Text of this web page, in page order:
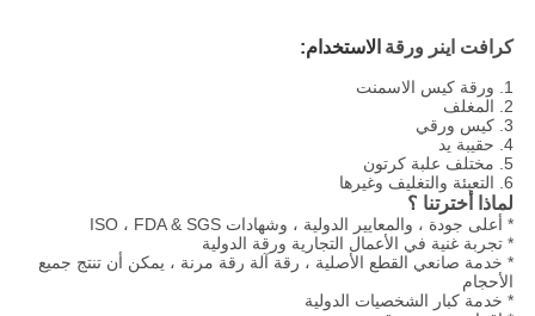
كرافت اينر ورقة الاستخدام:
1. ورقة كيس الاسمنت
2. المغلف
3. كيس ورقي
4. حقيبة يد
5. مختلف علبة كرتون
6. التعبئة والتغليف وغيرها
لماذا أخترتنا ؟
* أعلى جودة ، والمعايير الدولية ، وشهادات ISO ، FDA & SGS
* تجربة غنية في الأعمال التجارية ورقة الدولية
* خدمة صانعي القطع الأصلية ، رقة آلة رقة مرنة ، يمكن أن تنتج جميع
الأحجام
* خدمة كبار الشخصيات الدولية